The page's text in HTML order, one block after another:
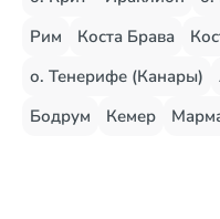
Рим
Коста Брава
о. Тенерифе (Канары)
Бодрум
Кемер